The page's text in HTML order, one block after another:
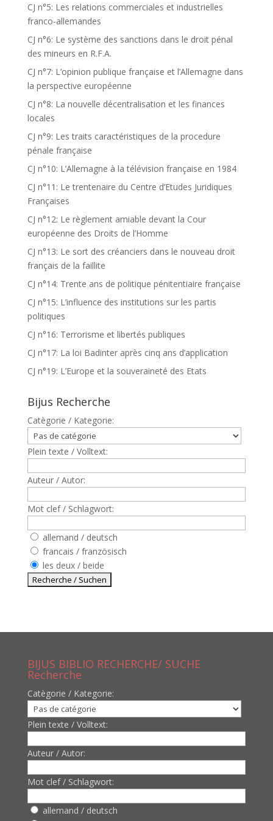
CJ n°5: Les relations commerciales et industrielles
franco-allemandes
CJ n°6: Le système des sanctions dans le droit pénal
des mineurs en R.F.A.
CJ n°7: L’opinion publique française et l’Allemagne dans
la perspective européenne
CJ n°8: La nouvelle décentralisation et les finances
locales
CJ n°9: Les traits caractéristiques de la procedure
pénale française
CJ n°10: L’Allemagne à la télévision française en 1984
CJ n°11: Le trentenaire du Centre d’Etudes Juridiques
Françaises
CJ n°12: Le règlement amiable devant la Cour
européenne des Droits de l’Homme
CJ n°13: Le sort des créanciers dans le nouveau droit
français de la faillite
CJ n°14: Trente ans de politique pénitentiaire française
CJ n°15: L’influence des institutions sur les partis
politiques
CJ n°16: Terrorisme et libertés publiques
CJ n°17: La loi Badinter après cinq ans d’application
CJ n°19: L’Europe et la souveraineté des Etats
Bijus Recherche
Catègorie / Kategorie:
Plein texte / Volltext:
Auteur / Autor:
Mot clef / Schlagwort:
allemand / deutsch
francais / französisch
les deux / beide
BIJUS BIBLIO RECHERCHE/ SUCHE
Recherche
Catègorie / Kategorie:
Plein texte / Volltext:
Auteur / Autor:
Mot clef / Schlagwort:
allemand / deutsch